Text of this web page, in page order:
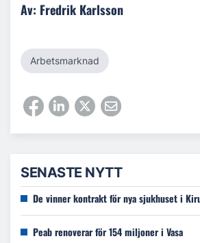
Av: Fredrik Karlsson
Arbetsmarknad
SENASTE NYTT
De vinner kontrakt för nya sjukhuset i
Peab renoverar för 154 miljoner i Vasa